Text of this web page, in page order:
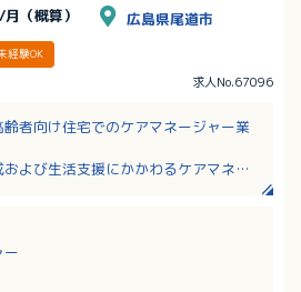
/月（概算） 広島県尾道市
経験OK
求人No.67096
者向け住宅でのケアマネージャー業
よび生活支援にかかわるケアマネ業
訪問介護、通所介護、訪問看護、福
ー